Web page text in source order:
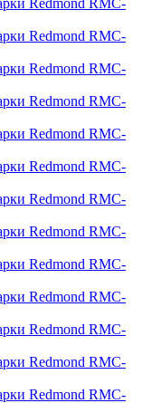
Redmond RMC-
Redmond RMC-
Redmond RMC-
Redmond RMC-
Redmond RMC-
Redmond RMC-
Redmond RMC-
Redmond RMC-
Redmond RMC-
Redmond RMC-
Redmond RMC-
Redmond RMC-
Redmond RMC-